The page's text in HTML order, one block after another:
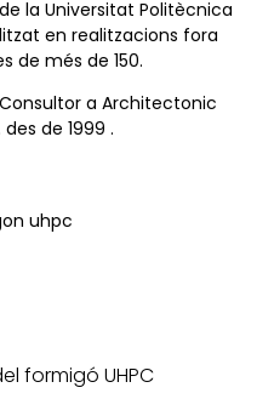
la Universitat Politècnica
en realitzacions fora
de més de 150.
a Architectonic
de 1999 .
formigó UHPC